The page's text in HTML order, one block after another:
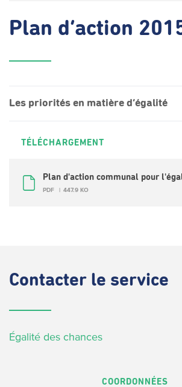
Plan d’action
Les priorités en matière d’égalité
TÉLÉCHARGEMENT
PDF 447.9 KO
Contacter le service
Égalité des chances
COORDONNÉES